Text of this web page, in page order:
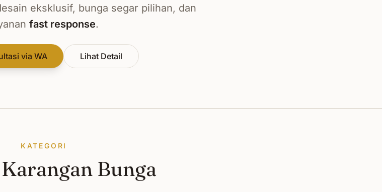
eksklusif, bunga segar pilihan, dan
fast response.
via WA Lihat Detail
KATEGORI
Bunga